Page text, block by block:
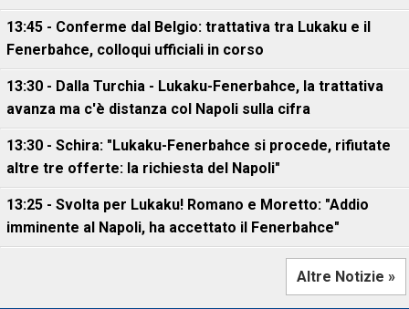
13:45 - Conferme dal Belgio: trattativa tra Lukaku e il
Fenerbahce, colloqui ufficiali in corso
13:30 - Dalla Turchia - Lukaku-Fenerbahce, la trattativa
avanza ma c'è distanza col Napoli sulla cifra
13:30 - Schira: "Lukaku-Fenerbahce si procede, rifiutate
altre tre offerte: la richiesta del Napoli"
13:25 - Svolta per Lukaku! Romano e Moretto: "Addio
imminente al Napoli, ha accettato il Fenerbahce"
Altre Notizie »